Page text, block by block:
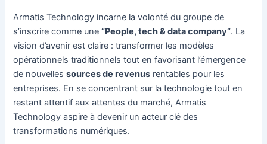
Armatis Technology incarne la volonté du groupe de
s’inscrire comme une“People, tech & data company”. La
vision d’avenir est claire : transformer les modèles
opérationnels traditionnels tout en favorisant l’émergence
de nouvellessources de revenus rentables pour les
entreprises. En se concentrant sur la technologie tout en
restant attentif aux attentes du marché, Armatis
Technology aspire à devenir un acteur clé des
transformations numériques.